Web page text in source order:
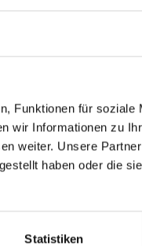
Funktionen für soziale
wir Informationen zu
weiter. Unsere
haben oder die
Statistiken
VI. Frühjahr 2023, VII.
G G+ G- GW%
0 0 0 -